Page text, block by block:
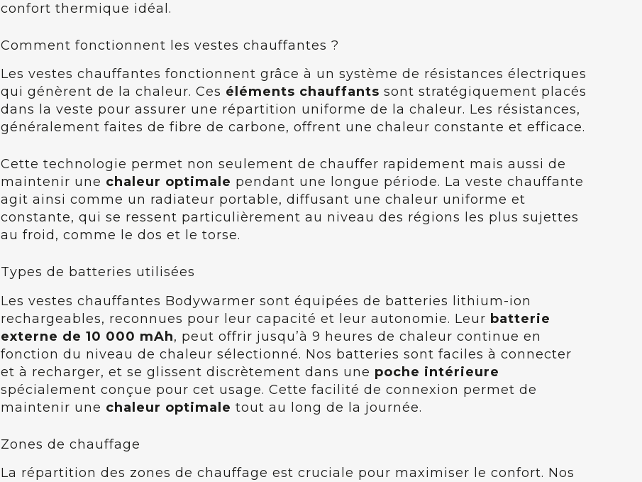
confort thermique idéal.
Comment fonctionnent les vestes chauffantes ?
Les vestes chauffantes fonctionnent grâce à un système de résistances électriques
qui génèrent de la chaleur. Ces éléments chauffants sont stratégiquement placés
dans la veste pour assurer une répartition uniforme de la chaleur. Les résistances,
généralement faites de fibre de carbone, offrent une chaleur constante et efficace.
Cette technologie permet non seulement de chauffer rapidement mais aussi de
maintenir une chaleur optimale pendant une longue période. La veste chauffante
agit ainsi comme un radiateur portable, diffusant une chaleur uniforme et
constante, qui se ressent particulièrement au niveau des régions les plus sujettes
au froid, comme le dos et le torse.
Types de batteries utilisées
Les vestes chauffantes Bodywarmer sont équipées de batteries lithium-ion
rechargeables, reconnues pour leur capacité et leur autonomie. Leur batterie
externe de 10 000 mAh, peut offrir jusqu’à 9 heures de chaleur continue en
fonction du niveau de chaleur sélectionné. Nos batteries sont faciles à connecter
et à recharger, et se glissent discrètement dans une poche intérieure
spécialement conçue pour cet usage. Cette facilité de connexion permet de
maintenir une chaleur optimale tout au long de la journée.
Zones de chauffage
La répartition des zones de chauffage est cruciale pour maximiser le confort. Nos